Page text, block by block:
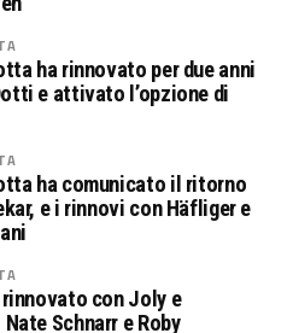
ha rinnovato per due anni
e attivato l’opzione di
ha comunicato il ritorno
e i rinnovi con Häfliger e
rinnovato con Joly e
Schnarr e Roby